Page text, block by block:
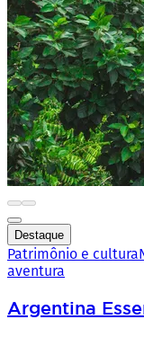
Destaque
Patrimônio e cultura
aventura
Argentina